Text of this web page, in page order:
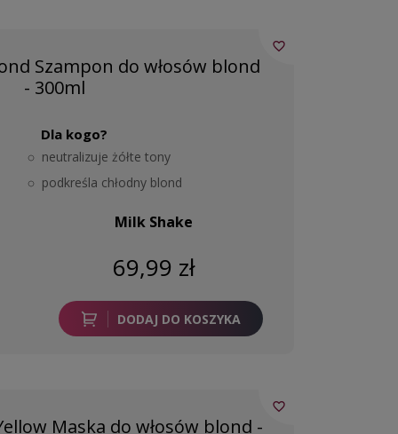
Szampon do włosów blond
- 300ml
Dla kogo?
neutralizuje żółte tony
podkreśla chłodny blond
Milk Shake
69,99 zł
DODAJ DO KOSZYKA
favorite_border
Maska do włosów blond -
favorite_border